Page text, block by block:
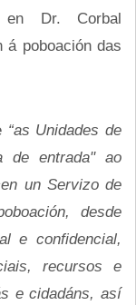
en Dr. Corbal
á poboación das
“as Unidades de
de entrada" ao
un Servizo de
desde
e confidencial,
recursos e
e cidadáns, así